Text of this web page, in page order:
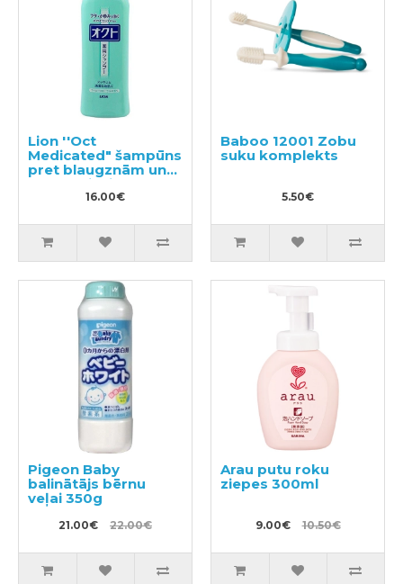
Lion ''Oct
Medicated" šampūns
pret blaugznām un
galvas niezi 320ml
16.00€
Baboo 12001 Zobu
suku komplekts
5.50€
Pigeon Baby
balinātājs bērnu
veļai 350g
21.00€ 22.00€
Arau putu roku
ziepes 300ml
9.00€ 10.50€